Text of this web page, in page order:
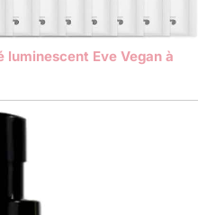
luminescent Eve Vegan à